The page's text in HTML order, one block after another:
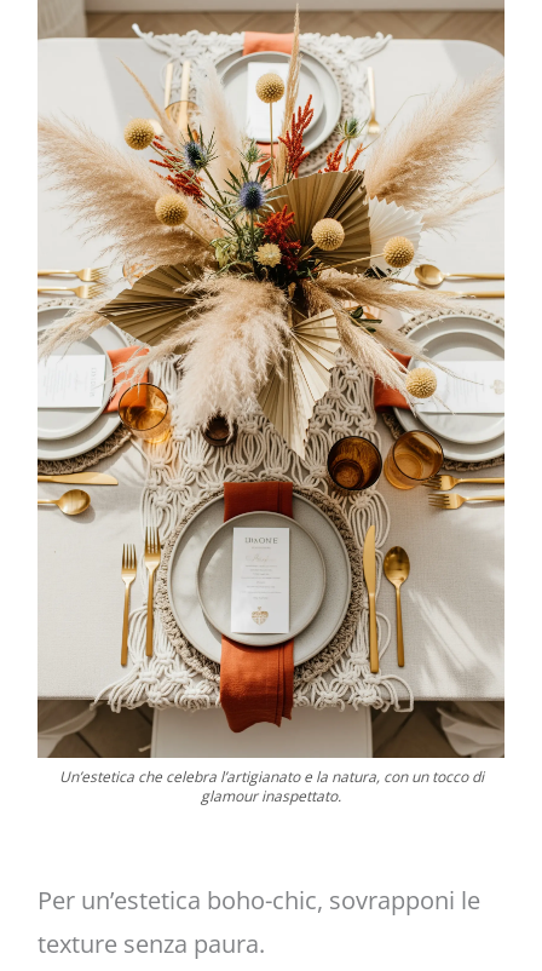
Un’estetica che celebra l’artigianato e la natura, con un tocco di
glamour inaspettato.
Per un’estetica boho-chic, sovrapponi le
texture senza paura.